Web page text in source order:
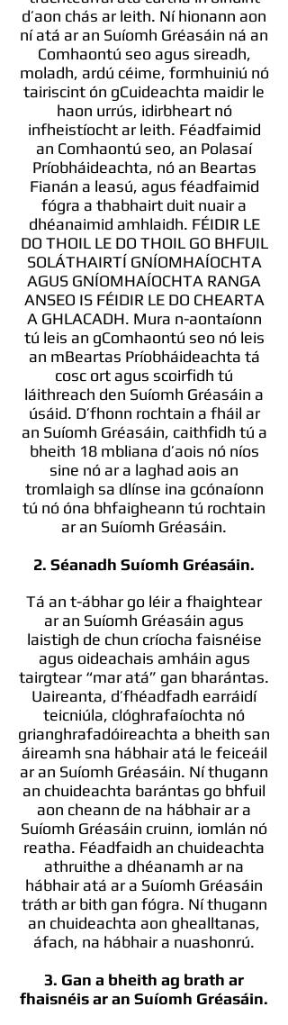
d’aon chás ar leith. Ní hionann aon
ní atá ar an Suíomh Gréasáin ná an
Comhaontú seo agus sireadh,
moladh, ardú céime, formhuiniú nó
tairiscint ón gCuideachta maidir le
haon urrús, idirbheart nó
infheistíocht ar leith. Féadfaimid
an Comhaontú seo, an Polasaí
Príobháideachta, nó an Beartas
Fianán a leasú, agus féadfaimid
fógra a thabhairt duit nuair a
dhéanaimid amhlaidh. FÉIDIR LE
DO THOIL LE DO THOIL GO BHFUIL
SOLÁTHAIRTÍ GNÍOMHAÍOCHTA
AGUS GNÍOMHAÍOCHTA RANGA
ANSEO IS FÉIDIR LE DO CHEARTA
A GHLACADH. Mura n-aontaíonn
tú leis an gComhaontú seo nó leis
an mBeartas Príobháideachta tá
cosc ort agus scoirfidh tú
láithreach den Suíomh Gréasáin a
úsáid. D’fhonn rochtain a fháil ar
an Suíomh Gréasáin, caithfidh tú a
bheith 18 mbliana d’aois nó níos
sine nó ar a laghad aois an
tromlaigh sa dlínse ina gcónaíonn
tú nó óna bhfaigheann tú rochtain
ar an Suíomh Gréasáin.
2. Séanadh Suíomh Gréasáin.
Tá an t-ábhar go léir a fhaightear
ar an Suíomh Gréasáin agus
laistigh de chun críocha faisnéise
agus oideachais amháin agus
tairgtear “mar atá” gan bharántas.
Uaireanta, d’fhéadfadh earráidí
teicniúla, clóghrafaíochta nó
grianghrafadóireachta a bheith san
áireamh sna hábhair atá le feiceáil
ar an Suíomh Gréasáin. Ní thugann
an chuideachta barántas go bhfuil
aon cheann de na hábhair ar a
Suíomh Gréasáin cruinn, iomlán nó
reatha. Féadfaidh an chuideachta
athruithe a dhéanamh ar na
hábhair atá ar a Suíomh Gréasáin
tráth ar bith gan fógra. Ní thugann
an chuideachta aon ghealltanas,
áfach, na hábhair a nuashonrú.
3. Gan a bheith ag brath ar
fhaisnéis ar an Suíomh Gréasáin.